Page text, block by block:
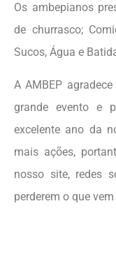
Os ambepianos
de churrasco;
Sucos, Água e
A AMBEP
grande evento e
excelente ano da
mais ações,
nosso site, redes
perderem o que